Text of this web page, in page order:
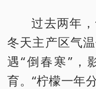
过去两年
冬天主产区气
遇“倒春寒”，
育。“柠檬一年